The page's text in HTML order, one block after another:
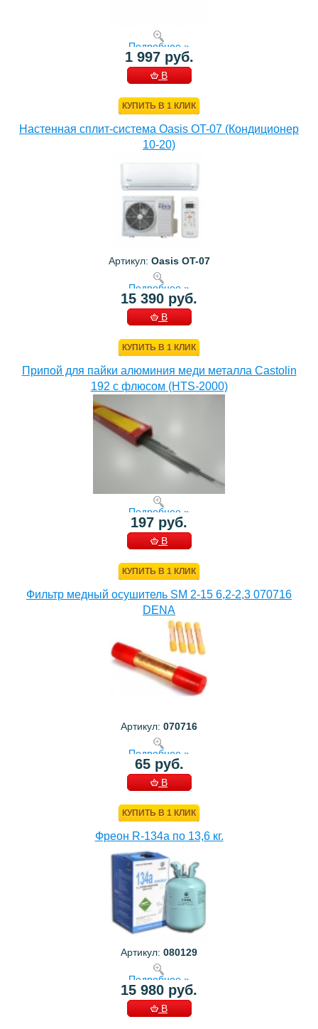
Подробнее »
1 997 руб.
В
КУПИТЬ В 1 КЛИК
Настенная сплит-система Oasis OT-07 (Кондиционер
10-20)
Артикул: Oasis OT-07
Подробнее »
15 390 руб.
В
КУПИТЬ В 1 КЛИК
Припой для пайки алюминия меди металла Castolin
192 с флюсом (HTS-2000)
Подробнее »
197 руб.
В
КУПИТЬ В 1 КЛИК
Фильтр медный осушитель SM 2-15 6,2-2,3 070716
DENA
Артикул: 070716
Подробнее »
65 руб.
В
КУПИТЬ В 1 КЛИК
Фреон R-134a по 13,6 кг.
Артикул: 080129
Подробнее »
15 980 руб.
В